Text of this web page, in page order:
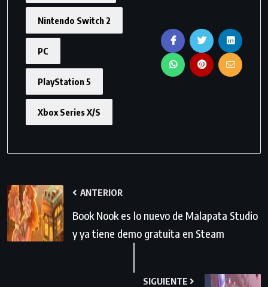
Nintendo Switch 2
PC
PlayStation 5
Xbox Series X/S
ANTERIOR
Book Nook es lo nuevo de Malapata Studio
y ya tiene demo gratuita en Steam
SIGUIENTE